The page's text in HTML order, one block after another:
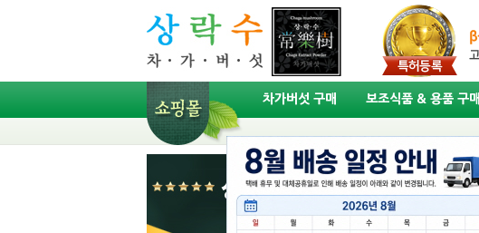
차가버섯 구매 보조식품 & 용품 구매